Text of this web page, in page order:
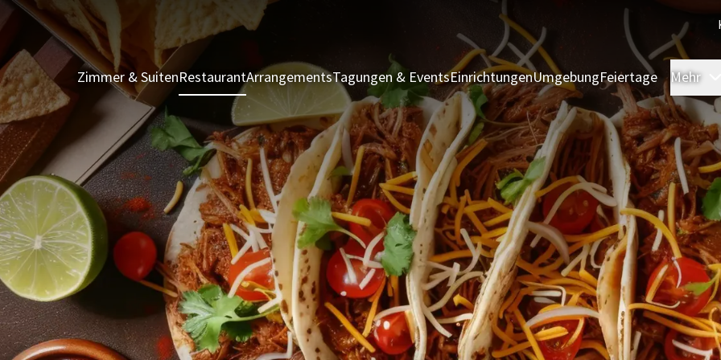
Zimmer & SuitenRestaurantArrangementsTagungen & EventsEinrichtungenUmgebungFeiertage Mehr